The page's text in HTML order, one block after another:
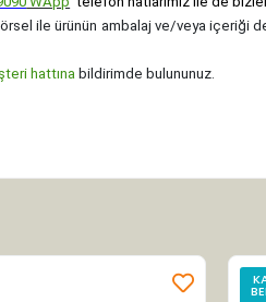
ile ürünün ambalaj ve/veya içeriği
hattına bildirimde bulununuz.